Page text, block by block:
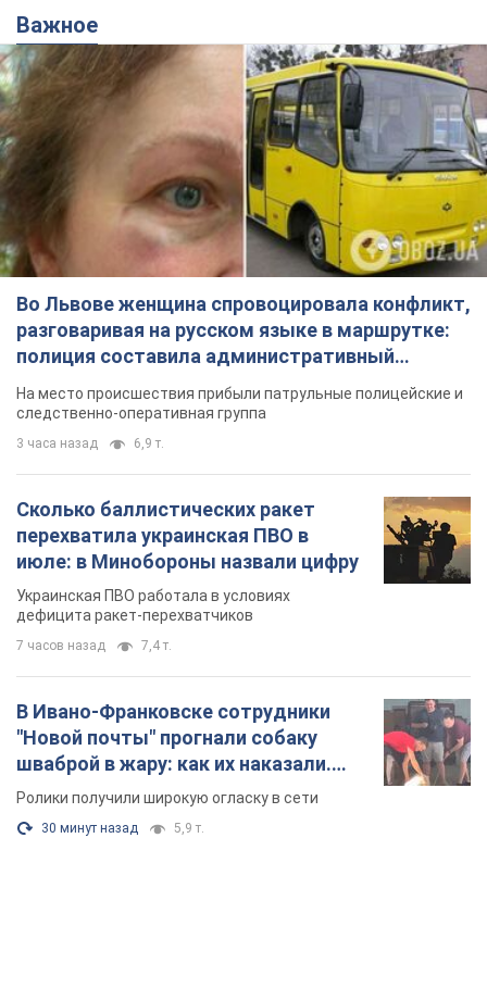
Важное
Во Львове женщина спровоцировала конфликт,
разговаривая на русском языке в маршрутке:
полиция составила административный
протокол. Видео
На место происшествия прибыли патрульные полицейские и
следственно-оперативная группа
3 часа назад 6,9 т.
Сколько баллистических ракет
перехватила украинская ПВО в
июле: в Минобороны назвали цифру
Украинская ПВО работала в условиях
дефицита ракет-перехватчиков
7 часов назад 7,4 т.
В Ивано-Франковске сотрудники
"Новой почты" прогнали собаку
шваброй в жару: как их наказали.
Видео
Ролики получили широкую огласку в сети
30 минут назад 5,9 т.